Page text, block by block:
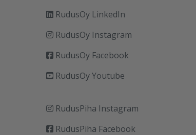
RudusOy LinkedIn
RudusOy Instagram
RudusOy Facebook
RudusOy Youtube
RudusPiha Instagram
RudusPiha Facebook